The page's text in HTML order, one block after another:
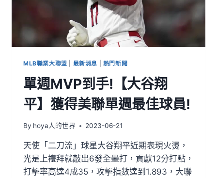
MLB職業大聯盟 最新消息 熱門新聞
單週MVP到手!【大谷翔
平】獲得美聯單週最佳球員!
By hoya人的世界 2023-06-21
天使「二刀流」球星大谷翔平近期表現火燙，
光是上禮拜就敲出6發全壘打，貢獻12分打點，
打擊率高達4成35，攻擊指數達到1.893，大聯